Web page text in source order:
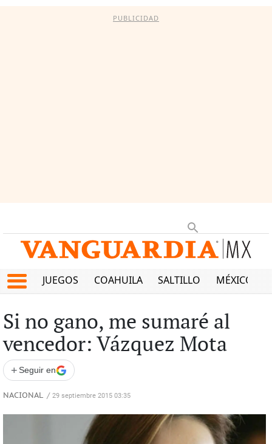
PUBLICIDAD
JUEGOS COAHUILA SALTILLO MÉXICO
Si no gano, me sumaré al
vencedor: Vázquez Mota
+ Seguir en
NACIONAL / 29 septiembre 2015 03:35